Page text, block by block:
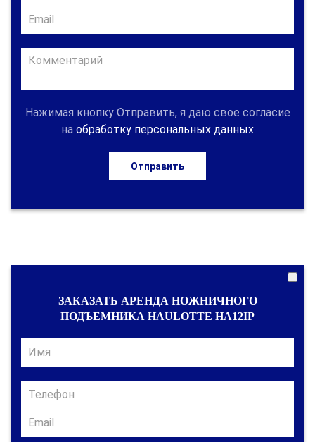
Нажимая кнопку Отправить, я даю свое согласие
на обработку персональных данных
Отправить
ЗАКАЗАТЬ АРЕНДА НОЖНИЧНОГО
ПОДЪЕМНИКА HAULOTTE HA12IP